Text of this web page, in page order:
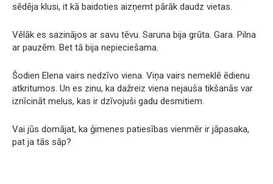
sēdēja klusi, it kā baidoties aizņemt pārāk daudz vietas.
Vēlāk es sazinājos ar savu tēvu. Saruna bija grūta. Gara. Pilna
ar pauzēm. Bet tā bija nepieciešama.
Šodien Elena vairs nedzīvo viena. Viņa vairs nemeklē ēdienu
atkritumos. Un es zinu, ka dažreiz viena nejauša tikšanās var
iznīcināt melus, kas ir dzīvojuši gadu desmitiem.
Vai jūs domājat, ka ģimenes patiesības vienmēr ir jāpasaka,
pat ja tās sāp?